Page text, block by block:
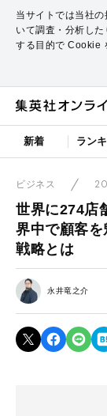
当サイトでは当社
いて調査・分析し
する目的で Cookie
新着 ラン
ビジネス
世界に274店
界中で顧客
戦略とは
永井竜之介